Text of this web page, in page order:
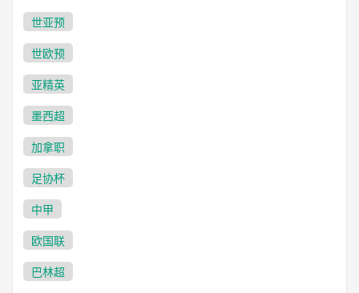
世亚预
世欧预
亚精英
墨西超
加拿职
足协杯
中甲
欧国联
巴林超